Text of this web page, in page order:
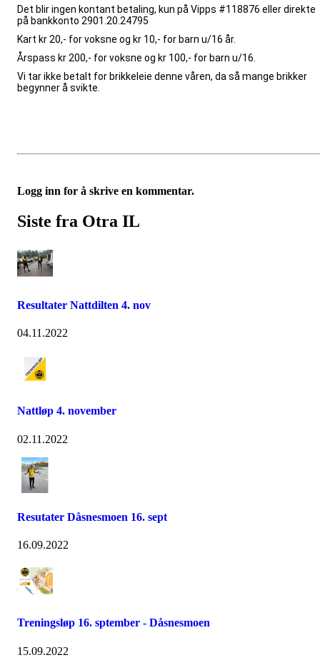
Det blir ingen kontant betaling, kun på Vipps #118876 eller direkte
på bankkonto 2901.20.24795
Kart kr 20,- for voksne og kr 10,- for barn u/16 år.
Årspass kr 200,- for voksne og kr 100,- for barn u/16.
Vi tar ikke betalt for brikkeleie denne våren, da så mange brikker
begynner å svikte.
Logg inn for å skrive en kommentar.
Siste fra Otra IL
Resultater Nattdilten 4. nov
04.11.2022
Nattløp 4. november
02.11.2022
Resutater Dåsnesmoen 16. sept
16.09.2022
Treningsløp 16. sptember - Dåsnesmoen
15.09.2022